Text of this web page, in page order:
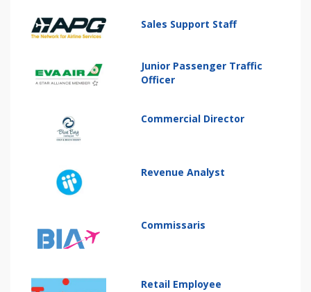
Sales Support Staff
Junior Passenger Traffic
Officer
Commercial Director
Revenue Analyst
Commissaris
Retail Employee